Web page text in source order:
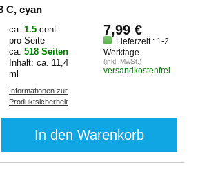
Druckerpatrone 363 C, cyan
ca. 1.5 cent
pro Seite
ca. 518 Seiten
Inhalt: ca. 11,4
ml
Informationen zur
Produktsicherheit
7,99 €
Lieferzeit : 1-2
Werktage
(inkl. MwSt.)
versandkostenfrei
In den Warenkorb